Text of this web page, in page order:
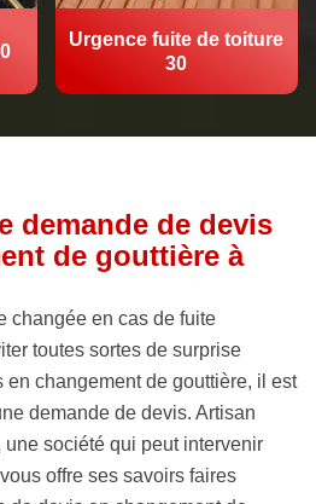
Urgence fuite de toiture
30
demande de devis
de gouttière à
changée en cas de fuite
toutes sortes de surprise
en changement de gouttière, il est
demande de devis. Artisan
une société qui peut intervenir
offre ses savoirs faires